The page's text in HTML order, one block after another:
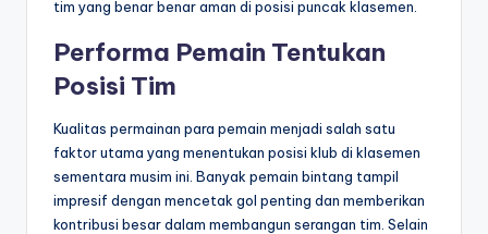
tim yang benar benar aman di posisi puncak klasemen.
Performa Pemain Tentukan
Posisi Tim
Kualitas permainan para pemain menjadi salah satu
faktor utama yang menentukan posisi klub di klasemen
sementara musim ini. Banyak pemain bintang tampil
impresif dengan mencetak gol penting dan memberikan
kontribusi besar dalam membangun serangan tim. Selain